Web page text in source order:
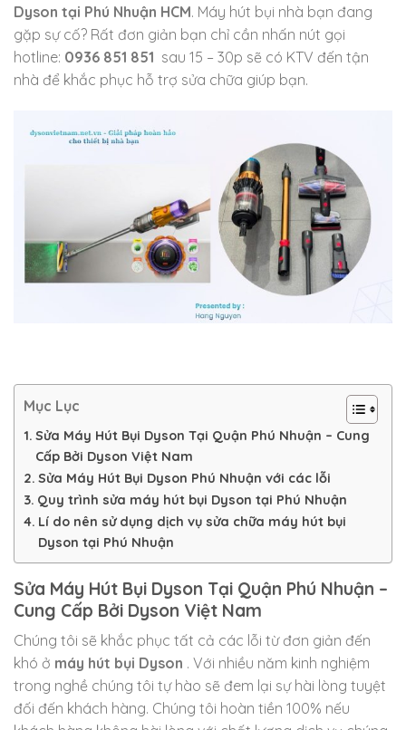
Dyson tại Phú Nhuận HCM. Máy hút bụi nhà bạn đang
gặp sự cố? Rất đơn giản bạn chỉ cần nhấn nút gọi
hotline: 0936 851 851 sau 15 – 30p sẽ có KTV đến tận
nhà để khắc phục hỗ trợ sửa chữa giúp bạn.
Mục Lục
Sửa Máy Hút Bụi Dyson Tại Quận Phú Nhuận – Cung
Cấp Bởi Dyson Việt Nam
Sửa Máy Hút Bụi Dyson Phú Nhuận với các lỗi
Quy trình sửa máy hút bụi Dyson tại Phú Nhuận
Lí do nên sử dụng dịch vụ sửa chữa máy hút bụi
Dyson tại Phú Nhuận
Sửa Máy Hút Bụi Dyson Tại Quận Phú Nhuận –
Cung Cấp Bởi Dyson Việt Nam
Chúng tôi sẽ khắc phục tất cả các lỗi từ đơn giản đến
khó ở máy hút bụi Dyson . Với nhiều năm kinh nghiệm
trong nghề chúng tôi tự hào sẽ đem lại sự hài lòng tuyệt
đối đến khách hàng. Chúng tôi hoàn tiền 100% nếu